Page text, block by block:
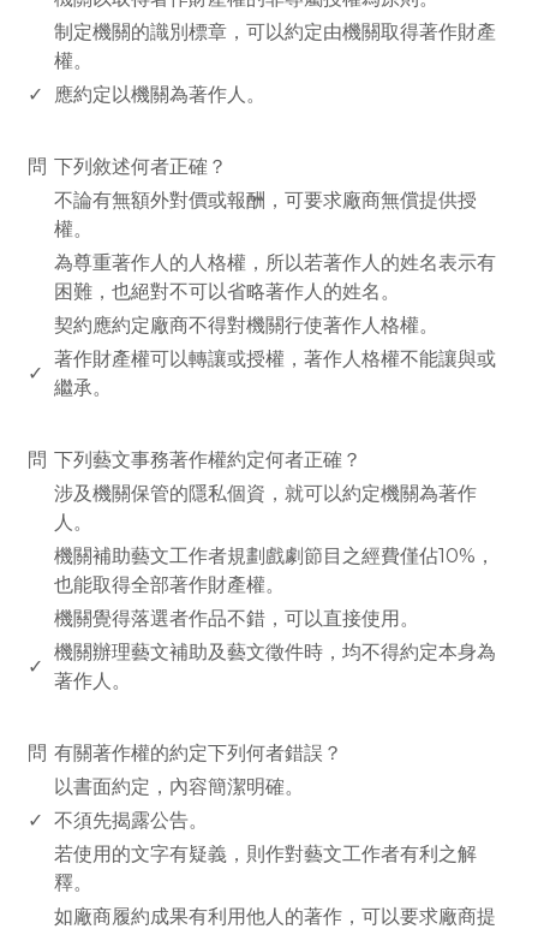
制定機關的識別標章，可以約定由機關取得著作財產
權。
✓
應約定以機關為著作人。
問 下列敘述何者正確？
不論有無額外對價或報酬，可要求廠商無償提供授
權。
為尊重著作人的人格權，所以若著作人的姓名表示有
困難，也絕對不可以省略著作人的姓名。
契約應約定廠商不得對機關行使著作人格權。
✓
著作財產權可以轉讓或授權，著作人格權不能讓與或
繼承。
問 下列藝文事務著作權約定何者正確？
涉及機關保管的隱私個資，就可以約定機關為著作
人。
機關補助藝文工作者規劃戲劇節目之經費僅佔10%，
也能取得全部著作財產權。
機關覺得落選者作品不錯，可以直接使用。
✓
機關辦理藝文補助及藝文徵件時，均不得約定本身為
著作人。
問 有關著作權的約定下列何者錯誤？
以書面約定，內容簡潔明確。
✓ 不須先揭露公告。
若使用的文字有疑義，則作對藝文工作者有利之解
釋。
如廠商履約成果有利用他人的著作，可以要求廠商提